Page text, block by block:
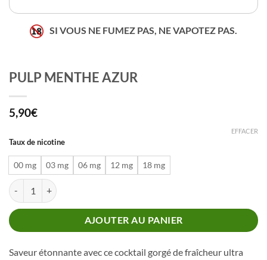
SI VOUS NE FUMEZ PAS, NE VAPOTEZ PAS.
PULP MENTHE AZUR
5,90€
Taux de nicotine
00 mg 03 mg 06 mg 12 mg 18 mg
EFFACER
quantité de PULP MENTHE AZUR
AJOUTER AU PANIER
Saveur étonnante avec ce cocktail gorgé de fraîcheur ultra